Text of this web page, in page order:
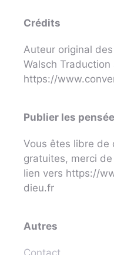
Crédits
Auteur original
Walsch
https://
Publier les
Vous êtes libre de
gratuites, merci
lien vers https://
dieu.fr
Autres
Contact